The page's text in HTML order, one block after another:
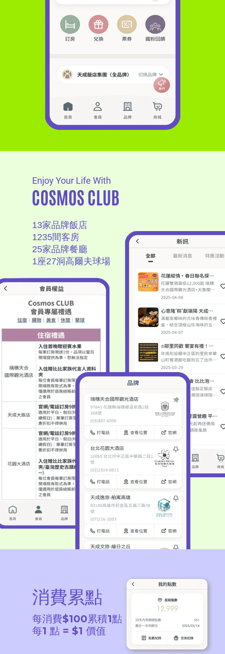
13家品牌飯店
1235間客房
25家品牌餐廳
1座27洞高爾夫球場
COSMOS CLUB
Enjoy Your Life With
每消費$100累積1點
每1 點 = $1 價值
消費累點